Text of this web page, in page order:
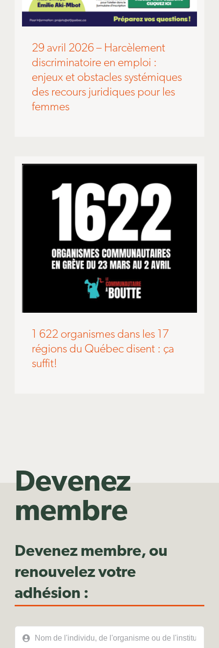
29 avril 2026 – Harcèlement
discriminatoire en emploi :
enjeux et obstacles systémiques
des recours juridiques pour les
femmes
1 622 organismes dans les 17
régions du Québec disent : ça
suffit!
Devenez
membre
Devenez membre, ou
renouvelez votre
adhésion :